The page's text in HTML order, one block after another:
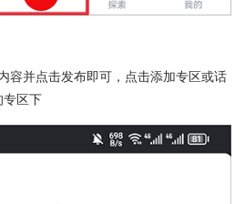
容并点击发布即可，点击添加专区或话
专区下